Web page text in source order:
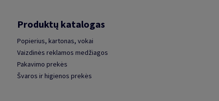
Produktų katalogas
Popierius, kartonas, vokai
Vaizdinės reklamos medžiagos
Pakavimo prekės
Švaros ir higienos prekės